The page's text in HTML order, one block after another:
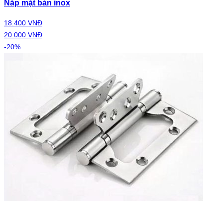
Nắp mặt bàn inox
18.400 VNĐ
20.000 VNĐ
-20%